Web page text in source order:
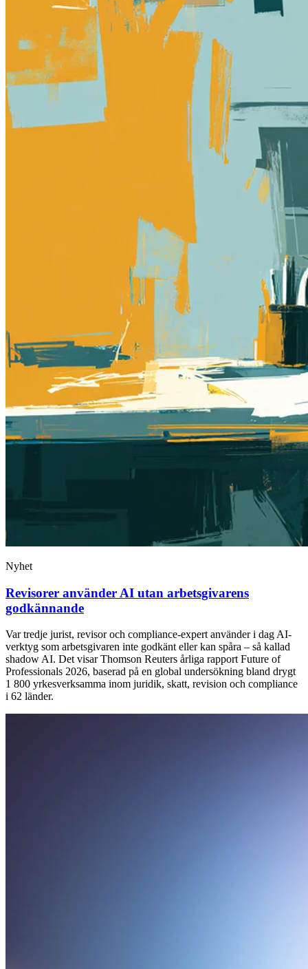
Nyhet
Revisorer använder AI utan arbetsgivarens
godkännande
Var tredje jurist, revisor och compliance-expert använder i dag AI-
verktyg som arbetsgivaren inte godkänt eller kan spåra – så kallad
shadow AI. Det visar Thomson Reuters årliga rapport Future of
Professionals 2026, baserad på en global undersökning bland drygt
1 800 yrkesverksamma inom juridik, skatt, revision och compliance
i 62 länder.